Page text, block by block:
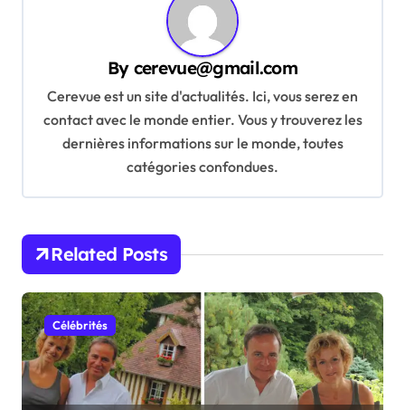
o
n
By cerevue@gmail.com
Cerevue est un site d'actualités. Ici, vous serez en
contact avec le monde entier. Vous y trouverez les
dernières informations sur le monde, toutes
catégories confondues.
Related Posts
Célébrités